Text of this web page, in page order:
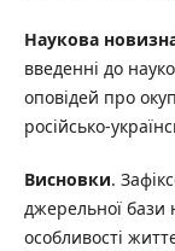
Наукова
введенні до
оповідей про
російсько-
Висновки.
джерельної бази
особливості